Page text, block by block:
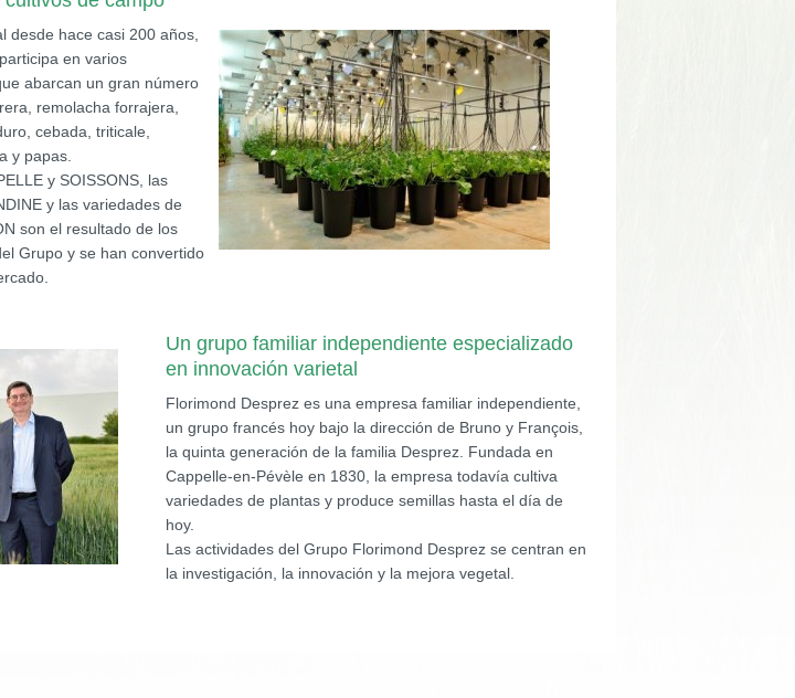
desde hace casi 200 años,
en varios
abarcan un gran número
remolacha forrajera,
cebada, triticale,
y papas.
y SOISSONS, las
y las variedades de
son el resultado de los
Grupo y se han convertido
Un grupo familiar independiente especializado
en innovación varietal
Florimond Desprez es una empresa familiar independiente,
un grupo francés hoy bajo la dirección de Bruno y François,
la quinta generación de la familia Desprez. Fundada en
Cappelle-en-Pévèle en 1830, la empresa todavía cultiva
variedades de plantas y produce semillas hasta el día de
hoy.
Las actividades del Grupo Florimond Desprez se centran en
la investigación, la innovación y la mejora vegetal.